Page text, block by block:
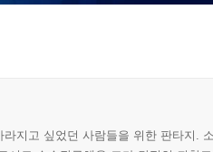
지고 싶었던 사람들을 위한 판타지.